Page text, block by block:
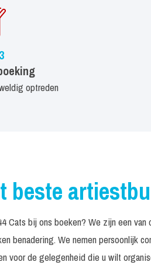
optreden
beste
Cats bij ons boeken? We zijn een
benadering. We nemen persoonlijk
voor de gelegenheid die u wilt